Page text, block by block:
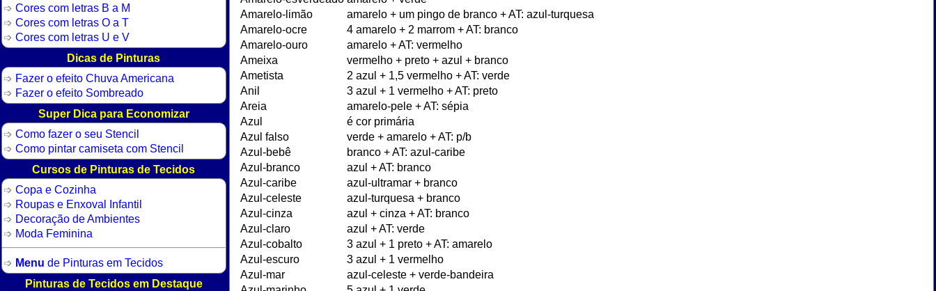
Cores com letras B a M
Cores com letras O a T
Cores com letras U e V
Dicas de Pinturas
Fazer o efeito Chuva Americana
Fazer o efeito Sombreado
Super Dica para Economizar
Como fazer o seu Stencil
Como pintar camiseta com Stencil
Cursos de Pinturas de Tecidos
Copa e Cozinha
Roupas e Enxoval Infantil
Decoração de Ambientes
Moda Feminina
Menu de Pinturas em Tecidos
Pinturas de Tecidos em Destaque